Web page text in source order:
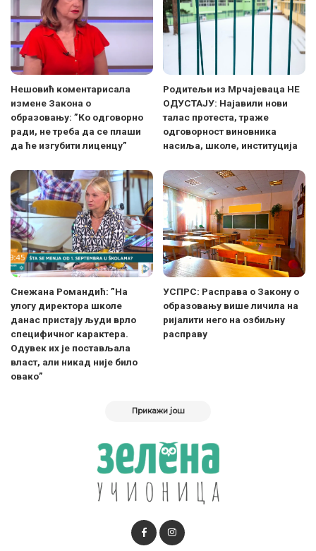
Нешовић коментарисала
измене Закона о
образовању: ”Ко одговорно
ради, не треба да се плаши
да ће изгубити лиценцу”
Родитељи из Мрчајеваца НЕ
ОДУСТАЈУ: Најавили нови
талас протеста, траже
одговорност виновника
насиља, школе, институција
Снежана Романдић: ”На
улогу директора школе
данас пристају људи врло
специфичног карактера.
Одувек их је постављала
власт, али никад није било
овако”
УСПРС: Расправа о Закону о
образовању више личила на
ријалити него на озбиљну
расправу
Прикажи још